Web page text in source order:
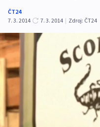
ČT24
7. 3. 2014
7. 3. 2014 | Zdroj: ČT24